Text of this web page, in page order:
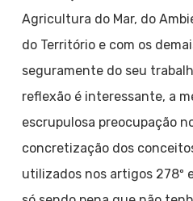
Agricultura do Mar, do
do Território e com os
seguramente do seu
reflexão é interessante, a
escrupulosa preocupação
concretização dos
utilizados nos artigos 278º